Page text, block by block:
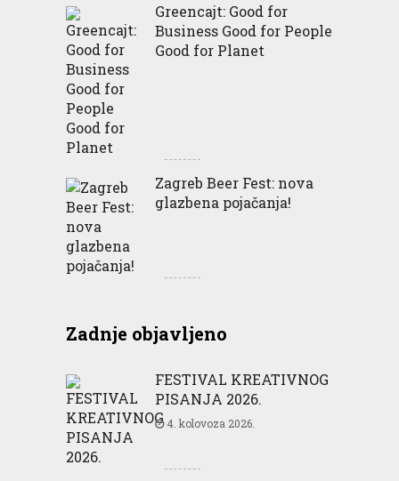
Greencajt: Good for
Business Good for People
Good for Planet
Zagreb Beer Fest: nova
glazbena pojačanja!
Zadnje objavljeno
FESTIVAL KREATIVNOG
PISANJA 2026.
4. kolovoza 2026.